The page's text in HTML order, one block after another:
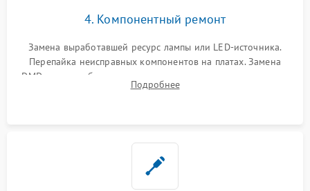
4. Компонентный ремонт
Замена выработавшей ресурс лампы или LED-источника.
Перепайка неисправных компонентов на платах. Замена
DMD-чипа при битых пикселях, установка нового цветового
колеса или восстановление сгоревших поляризационных
Подробнее